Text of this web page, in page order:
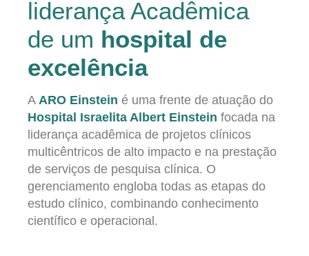
liderança Acadêmica
de um hospital de
excelência
A ARO Einstein é uma frente de atuação do
Hospital Israelita Albert Einstein focada na
liderança acadêmica de projetos clínicos
multicêntricos de alto impacto e na prestação
de serviços de pesquisa clínica. O
gerenciamento engloba todas as etapas do
estudo clínico, combinando conhecimento
científico e operacional.